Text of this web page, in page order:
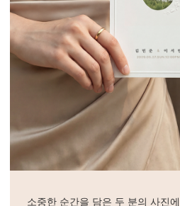
소중한 순간을 담은 두 분의 사진